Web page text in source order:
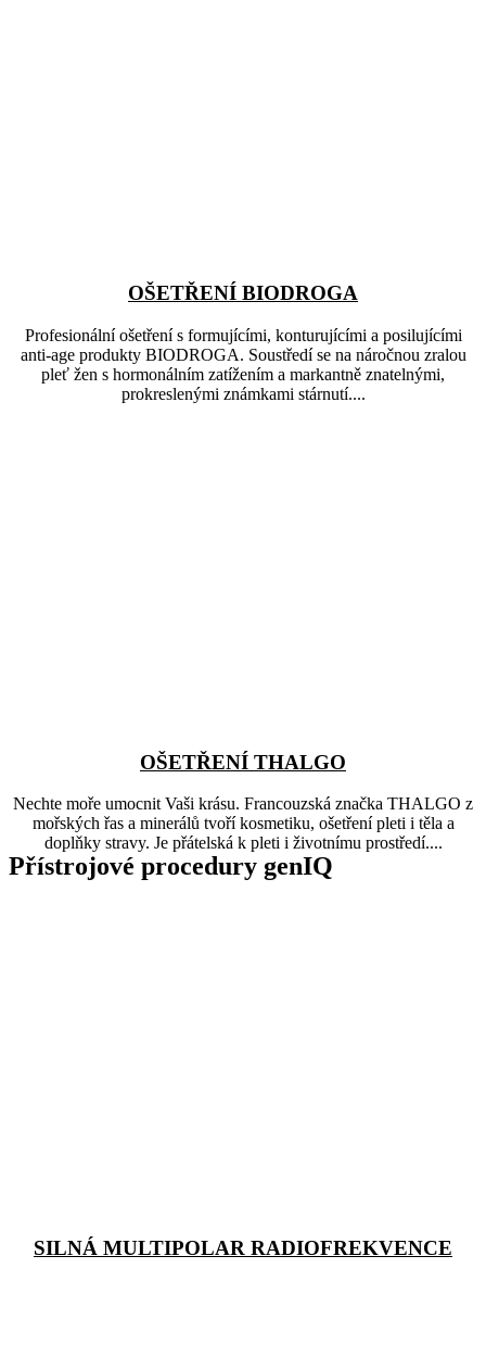
OŠETŘENÍ BIODROGA
Profesionální ošetření s formujícími, konturujícími a posilujícími
anti-age produkty BIODROGA. Soustředí se na náročnou zralou
pleť žen s hormonálním zatížením a markantně znatelnými,
prokreslenými známkami stárnutí....
OŠETŘENÍ THALGO
Nechte moře umocnit Vaši krásu. Francouzská značka THALGO z
mořských řas a minerálů tvoří kosmetiku, ošetření pleti i těla a
doplňky stravy. Je přátelská k pleti i životnímu prostředí....
Přístrojové procedury genIQ
SILNÁ MULTIPOLAR RADIOFREKVENCE